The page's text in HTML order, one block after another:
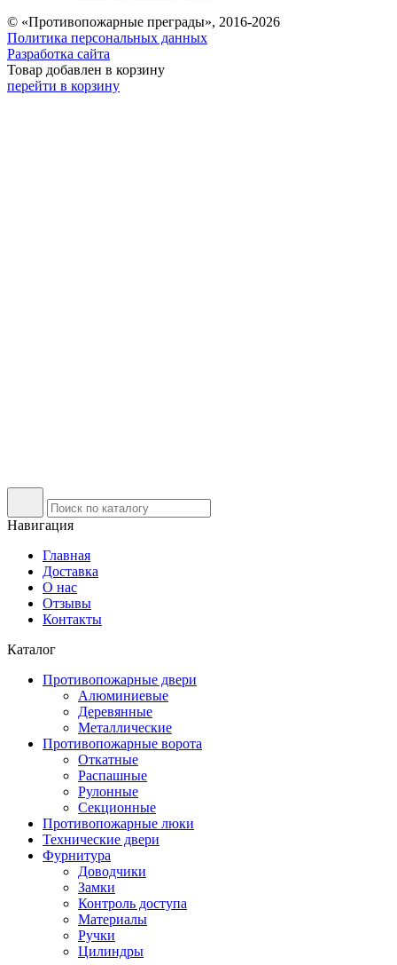
© «Противопожарные преграды», 2016-2026
Политика персональных данных
Разработка сайта
Товар добавлен в корзину
перейти в корзину
Навигация
Главная
Доставка
О нас
Отзывы
Контакты
Каталог
Противопожарные двери
Алюминиевые
Деревянные
Металлические
Противопожарные ворота
Откатные
Распашные
Рулонные
Секционные
Противопожарные люки
Технические двери
Фурнитура
Доводчики
Замки
Контроль доступа
Материалы
Ручки
Цилиндры